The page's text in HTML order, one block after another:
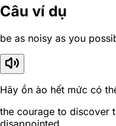
Câu ví dụ
be as noisy as you
Hãy ồn ào hết mức có
the courage to discover